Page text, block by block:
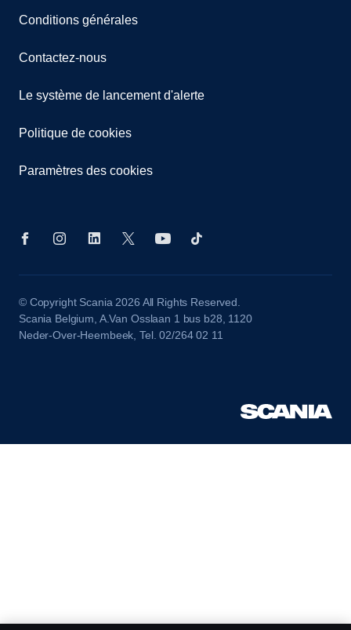
Conditions générales
Contactez-nous
Le système de lancement d'alerte
Politique de cookies
Paramètres des cookies
© Copyright Scania 2026 All Rights Reserved.
Scania Belgium, A.Van Osslaan 1 bus b28, 1120
Neder-Over-Heembeek, Tel. 02/264 02 11